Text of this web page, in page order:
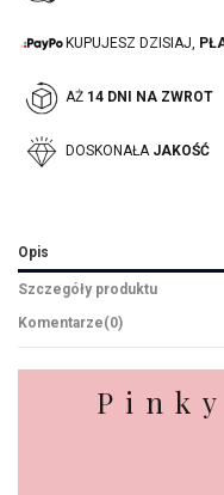
KUPUJESZ DZISIAJ,
AŻ 14 DNI NA ZWROT
DOSKONAŁA JAKOŚĆ
Opis
Szczegóły produktu
Komentarze(0)